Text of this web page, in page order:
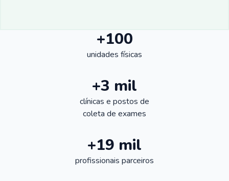
+100
unidades físicas
+3 mil
clínicas e postos de
coleta de exames
+19 mil
profissionais parceiros